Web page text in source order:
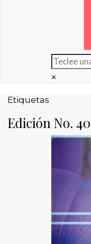
×
Etiquetas
Edición No. 40